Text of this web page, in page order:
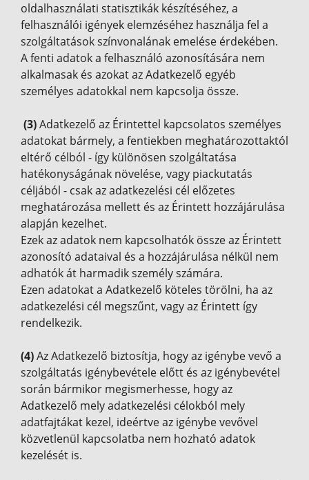
oldalhasználati statisztikák készítéséhez, a
felhasználói igények elemzéséhez használja fel a
szolgáltatások színvonalának emelése érdekében.
A fenti adatok a felhasználó azonosítására nem
alkalmasak és azokat az Adatkezelő egyéb
személyes adatokkal nem kapcsolja össze.
(3)Adatkezelő az Érintettel kapcsolatos személyes
adatokat bármely, a fentiekben meghatározottaktól
eltérő célból - így különösen szolgáltatása
hatékonyságának növelése, vagy piackutatás
céljából - csak az adatkezelési cél előzetes
meghatározása mellett és az Érintett hozzájárulása
alapján kezelhet.
Ezek az adatok nem kapcsolhatók össze az Érintett
azonosító adataival és a hozzájárulása nélkül nem
adhatók át harmadik személy számára.
Ezen adatokat a Adatkezelő köteles törölni, ha az
adatkezelési cél megszűnt, vagy az Érintett így
rendelkezik.
(4)Az Adatkezelő biztosítja, hogy az igénybe vevő a
szolgáltatás igénybevétele előtt és az igénybevétel
során bármikor megismerhesse, hogy az
Adatkezelő mely adatkezelési célokból mely
adatfajtákat kezel, ideértve az igénybe vevővel
közvetlenül kapcsolatba nem hozható adatok
kezelését is.